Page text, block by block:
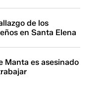
de los
en Santa Elena
Manta es asesinado